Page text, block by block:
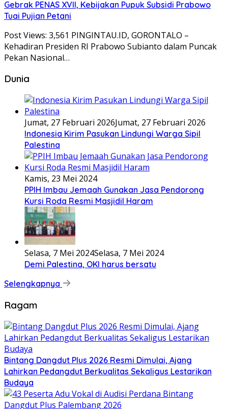
Gebrak PENAS XVII, Kebijakan Pupuk Subsidi Prabowo
Tuai Pujian Petani
Post Views: 3,561 PINGINTAU.ID, GORONTALO –
Kehadiran Presiden RI Prabowo Subianto dalam Puncak
Pekan Nasional…
Dunia
Jumat, 27 Februari 2026Jumat, 27 Februari 2026
Indonesia Kirim Pasukan Lindungi Warga Sipil
Palestina
Kamis, 23 Mei 2024
PPIH Imbau Jemaah Gunakan Jasa Pendorong
Kursi Roda Resmi Masjidil Haram
Selasa, 7 Mei 2024Selasa, 7 Mei 2024
Demi Palestina, OKI harus bersatu
Selengkapnya
Ragam
Bintang Dangdut Plus 2026 Resmi Dimulai, Ajang
Lahirkan Pedangdut Berkualitas Sekaligus Lestarikan
Budaya